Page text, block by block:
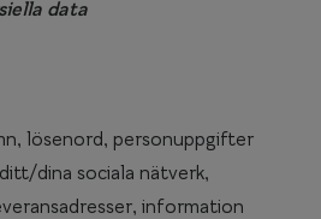
data
lösenord, personuppgifter
dina sociala nätverk,
information